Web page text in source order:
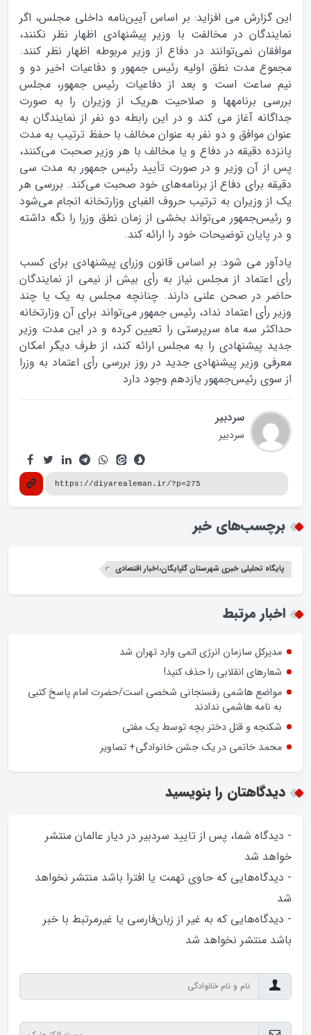
این گزارش می افزاید: بر اساس آیین‌نامه داخلی مجلس، اگر
نمایندگان در مخالفت با وزیر پیشنهادی اظهار نظر نکنند،
موافقان نمی‌توانند در دفاع از وزیر مربوطه اظهار نظر کنند.
مجموع مدت نطق اولیه رئیس جمهور و دفاعیات اخیر دو و
نیم ساعت است و بعد از دفاعیات رئیس جمهور، مجلس
بررسی برنامه‏ها و صلاحیت هریک از وزیران را به صورت
جداگانه آغاز می کند و در این رابطه دو نفر از نمایندگان به
عنوان موافق و دو نفر به عنوان مخالف با حفظ ترتیب به مدت
پانزده دقیقه در دفاع و یا مخالف با هر وزیر صحبت می‌کنند،
پس از آن وزیر و در صورت تأیید رئیس جمهور به مدت سى
دقیقه براى دفاع از برنامه‌های خود صحبت می‌کند. بررسى هر
یک از وزیران به ترتیب حروف الفباى وزارتخانه انجام مى‌شود
و رئیس‌جمهور می‌تواند بخشی از زمان نطق وزرا را نگه داشته
و در پایان توضیحات خود را ارائه کند.
یادآور می شود: بر اساس قانون وزرای پیشنهادی برای کسب
رأی اعتماد از مجلس نیاز به رأی بیش از نیمی از نمایندگان
حاضر در صحن علنی دارند. چنانچه مجلس به یک یا چند
وزیر رأى اعتماد نداد، رئیس جمهور می‌تواند برای آن وزارتخانه
حداکثر سه ماه سرپرستی را تعیین کرده و در این مدت وزیر
جدید پیشنهادی را به مجلس ارائه کند، از طرف دیگر امکان
معرفی وزیر پیشنهادی جدید در روز بررسی رأی اعتماد به وزرا
از سوی رئیس‌جمهور یازدهم وجود دارد
سردبیر
سردبیر
برچسب‌های خبر
پایگاه تحلیلی خبری شهرستان گلپایگان،اخبار اقتصادی
اخبار مرتبط
مدیرکل سازمان انرژی اتمی وارد تهران شد
شعارهای انقلابی را حذف کنید!
مواضع هاشمی رفسنجانی شخصی است/حضرت امام پاسخ کتبی
به نامه هاشمی ندادند
شکنجه و قتل دختر بچه توسط یک مفتی
محمد خاتمی در یک جشن خانوادگی+ تصاویر
دیدگاهتان را بنویسید
- دیدگاه شما، پس از تایید سردبیر در دیار عالمان منتشر
خواهد‌ شد
- دیدگاه‌هایی که حاوی تهمت یا افترا باشد منتشر نخواهد‌
شد
- دیدگاه‌هایی که به غیر از زبان‌فارسی یا غیرمرتبط با خبر
باشد منتشر نخواهد‌ شد